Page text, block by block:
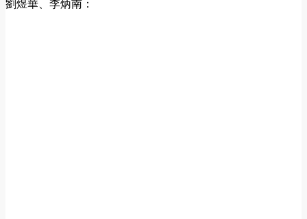
劉煜華、李炳南：